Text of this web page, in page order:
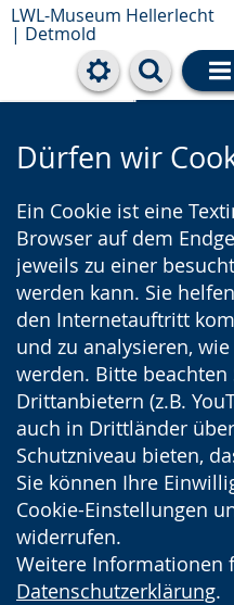
LWL-Museum Hellerlecht
| Detmold
Cookie-
Dürfen wir
Ein Cookie ist eine
Browser auf dem
jeweils zu einer
werden kann. Sie
den Internetauftritt
und zu analysieren,
werden. Bitte beachten
Drittanbietern (z.B.
auch in Drittländer
Schutzniveau bieten,
Sie können Ihre
Cookie-Einstellungen
widerrufen.
Weitere Informationen
Datenschutzerklärung.